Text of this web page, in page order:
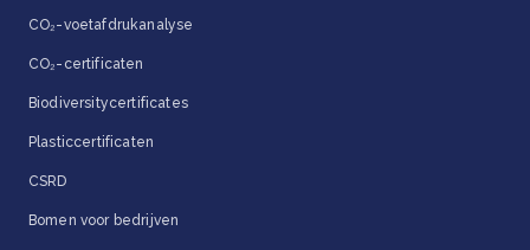
CO₂-voetafdrukanalyse
CO₂-certificaten
Biodiversitycertificates
Plasticcertificaten
CSRD
Bomen voor bedrijven